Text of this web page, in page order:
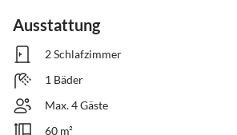
Ausstattung
2 Schlafzimmer
1 Bäder
Max. 4 Gäste
60 m²